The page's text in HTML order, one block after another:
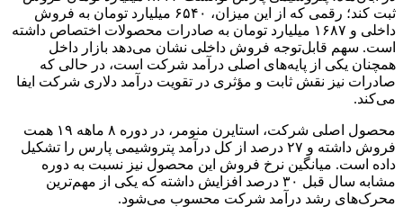
ثبت کند؛ رقمی که از این میزان، ۶۵۴۰ میلیارد تومان به فروش
داخلی و ۱۶۸۷ میلیارد تومان به صادرات محصولات اختصاص داشته
فروش داخلی نشان می‌دهد بازار داخل
از پایه‌های اصلی درآمد شرکت است، در حالی که
نقش ثابت و مؤثری در تقویت درآمد دلاری شرکت ایفا
محصول اصلی شرکت، استایرن منومر، در دوره ۸ ماهه ۱۹ همت
فروش داشته و ۲۷ درصد از کل درآمد پتروشیمی پارس را تشکیل
میانگین نرخ فروش این محصول نیز نسبت به دوره
مشابه سال قبل ۳۰ درصد افزایش داشته که یکی از مهم‌ترین
رشد درآمد شرکت محسوب می‌شود.